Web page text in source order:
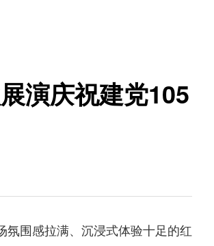
演庆祝建党105
围感拉满、沉浸式体验十足的红